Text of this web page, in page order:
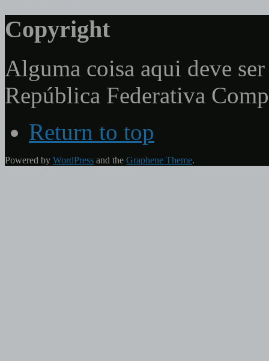
Copyright
Alguma coisa aqui deve
República Federativa
Return to top
Powered by WordPress and the Graphene Theme.